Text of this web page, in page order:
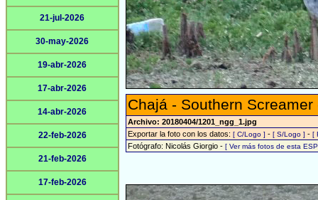
21-jul-2026
30-may-2026
19-abr-2026
17-abr-2026
14-abr-2026
22-feb-2026
21-feb-2026
17-feb-2026
Chajá - Southern
Archivo: 20180404/1201_ngg_1.jpg
Exportar la foto con los datos: [ C/Logo ] - [ S/Logo ] - [
Fotógrafo: Nicolás Giorgio - [ Ver más fotos de esta